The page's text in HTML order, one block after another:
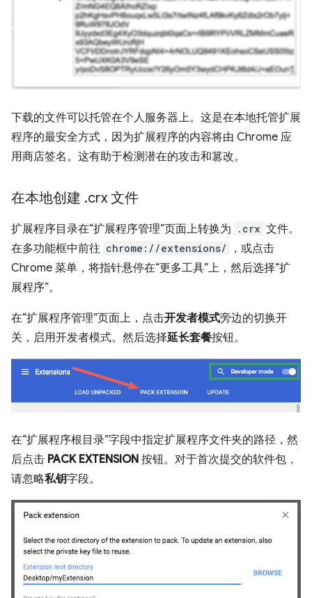
下载的文件可以托管在个人服务器上。这是在本地托管扩展
程序的最安全方式，因为扩展程序的内容将由 Chrome 应
用商店签名。这有助于检测潜在的攻击和篡改。
在本地创建 .crx 文件
扩展程序目录在“扩展程序管理”页面上转换为 .crx 文件。
在多功能框中前往 chrome://extensions/
，或点击
Chrome 菜单，将指针悬停在“更多工具”上，然后选择“扩
展程序”。
在“扩展程序管理”页面上，点击开发者模式旁边的切换开
关，启用开发者模式。然后选择延长套餐按钮。
在“扩展程序根目录”字段中指定扩展程序文件夹的路径，然
后点击 PACK EXTENSION 按钮。对于首次提交的软件包，
请忽略私钥字段。